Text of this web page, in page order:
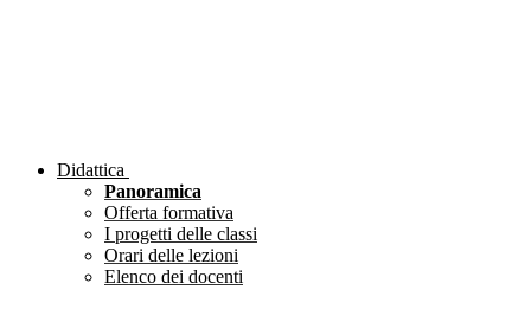
Didattica
Panoramica
Offerta formativa
I progetti delle classi
Orari delle lezioni
Elenco dei docenti